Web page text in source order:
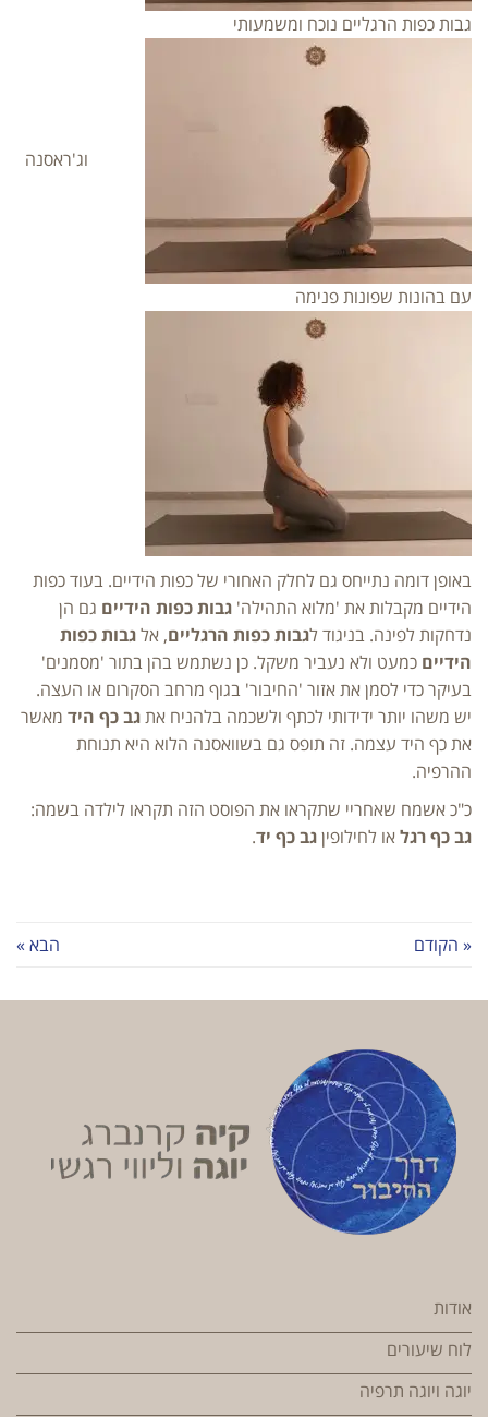
גבות כפות הרגליים נוכח ומשמעותי
וג'ראסנה
עם בהונות שפונות פנימה
באופן דומה נתייחס גם לחלק האחורי של כפות הידיים. בעוד כפות
הידיים מקבלות את 'מלוא התהילה' גבות כפות הידיים גם הן
נדחקות לפינה. בניגוד לגבות כפות הרגליים, אלגבות כפות
הידיים כמעט ולא נעביר משקל. כן נשתמש בהן בתור 'מסמנים'
בעיקר כדי לסמן את אזור 'החיבור' בגוף מרחב הסקרום או העצה.
יש משהו יותר ידידותי לכתף ולשכמה בלהניח אתגב כף היד מאשר
את כף היד עצמה. זה תופס גם בשוואסנה הלוא היא תנוחת
ההרפיה.
כ"כ אשמח שאחריי שתקראו את הפוסט הזה תקראו לילדה בשמה:
גב כף רגלאו לחילופיןגב כף יד.
« הקודם הבא »
אודות
לוח שיעורים
יוגה ויוגה תרפיה